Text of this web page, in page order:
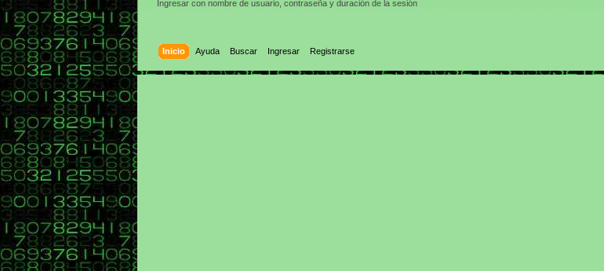
Ingresar con nombre de usuario, contraseña y duración de la sesión
Inicio Ayuda Buscar Ingresar Registrarse